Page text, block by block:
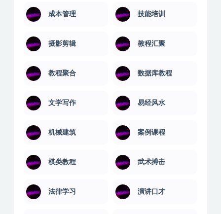
成本管理 技能培训
摄影剪辑 教程汇聚
教程聚合 数据库教程
文学写作 易经风水
机械建筑 案例课程
棋类教程 武术搏击
法律学习 演讲口才